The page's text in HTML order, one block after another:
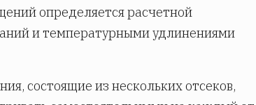
определяется расчетной
и температурными удлинениями
состоящие из нескольких отсеков,